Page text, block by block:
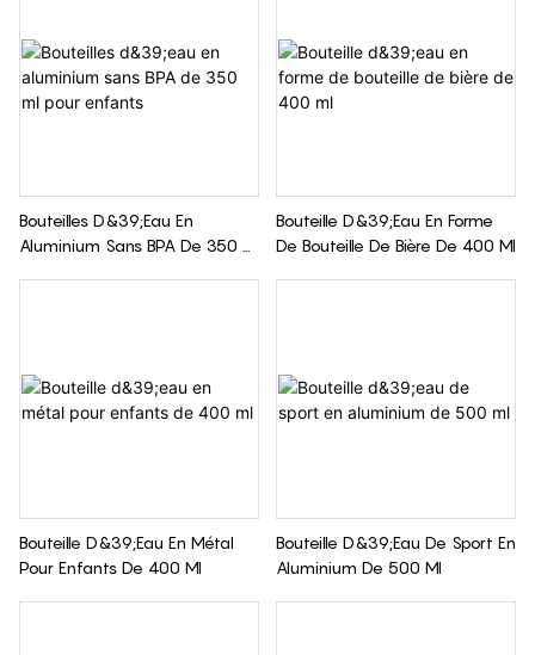
Bouteilles D&39;eau En
Aluminium Sans BPA De 350 Ml
Bouteille D&39;eau En Forme
De Bouteille De Bière De 400 Ml
Bouteille D&39;eau En Métal
Pour Enfants De 400 Ml
Bouteille D&39;eau De Sport En
Aluminium De 500 Ml